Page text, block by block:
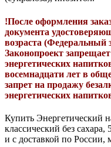
!После оформления
документа
возраста (Федеральный
Законопроект
энергетических
восемнадцати лет в
запрет на продажу
энергетических
Купить Энергетический
классический без
и с доставкой по России,